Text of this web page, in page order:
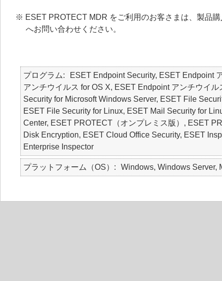
※ ESET PROTECT MDR をご利用のお客さまは、製品
へお問い合わせください。
プログラム
ESET Endpoint Security, ESET Endpoint
アンチウイルス for OS X, ESET Endpoint アンチウイ
Security for Microsoft Windows Server, ESET File
ESET File Security for Linux, ESET Mail Security for
Center, ESET PROTECT（オンプレミス版）, ESET
Disk Encryption, ESET Cloud Office Security, ESET
Enterprise Inspector
プラットフォーム（OS） Windows, Windows Server,